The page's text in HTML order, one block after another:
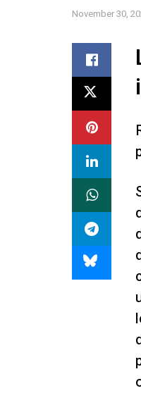
November 30,